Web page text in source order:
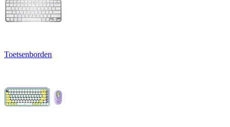
Toetsenborden